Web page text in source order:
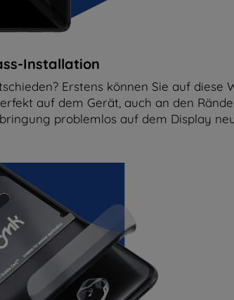
Installation
Erstens können Sie auf diese
auf dem Gerät, auch an den
problemlos auf dem Display